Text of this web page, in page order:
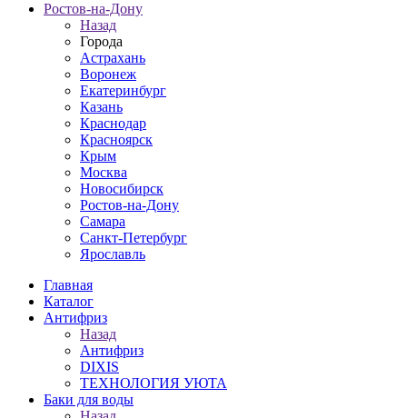
Ростов-на-Дону
Назад
Города
Астрахань
Воронеж
Екатеринбург
Казань
Краснодар
Красноярск
Крым
Москва
Новосибирск
Ростов-на-Дону
Самара
Санкт-Петербург
Ярославль
Главная
Каталог
Антифриз
Назад
Антифриз
DIXIS
ТЕХНОЛОГИЯ УЮТА
Баки для воды